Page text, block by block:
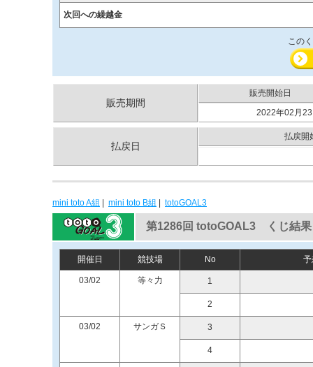
次回への繰越金
この
販売期間
販売開始日
2022年02月
払戻日
払戻開
mini toto A組 mini toto B組 totoGOAL3
第1286回 totoGOAL3 くじ結果
開催日 競技場 No
03/02 等々力 1
2
03/02 サンガＳ 3
4